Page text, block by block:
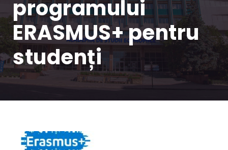
programului
ERASMUS+ pentru
studenți